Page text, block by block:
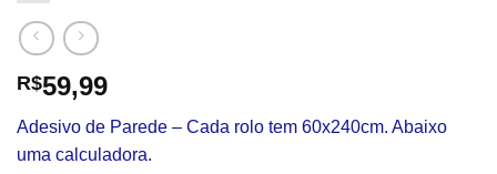
R$59,99
Adesivo de Parede – Cada rolo tem 60x240cm. Abaixo
uma calculadora.